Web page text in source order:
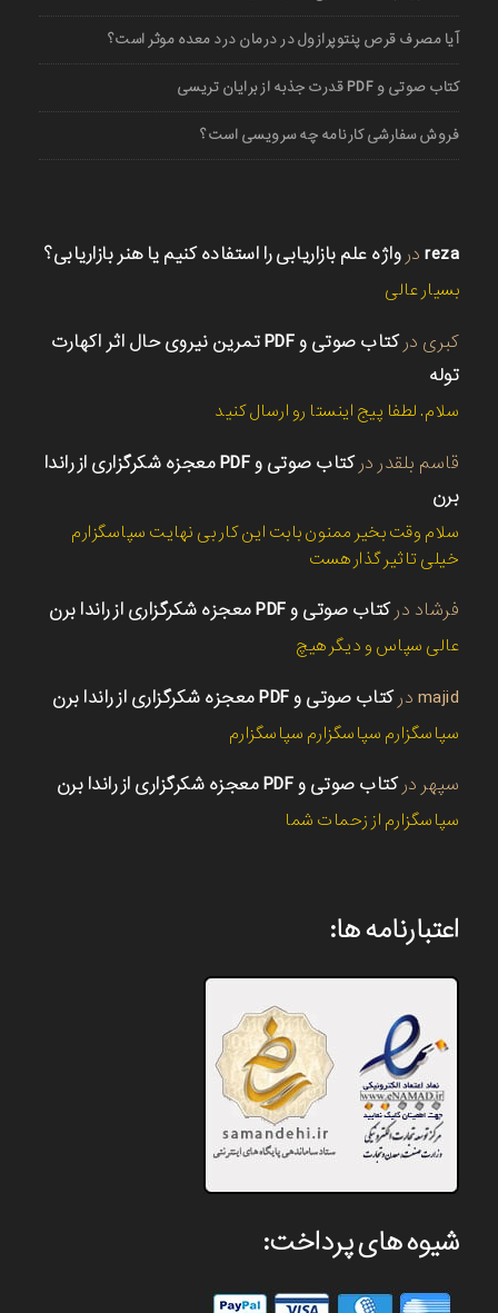
آیا مصرف قرص پنتوپرازول در درمان درد معده موثر است؟
کتاب صوتی و PDF قدرت جذبه از برایان تریسی
فروش سفارشی کارنامه چه سرویسی است؟
reza در واژه علم بازاریابی را استفاده کنیم یا هنر بازاریابی؟
بسیار عالی
کبری در
کتاب صوتی و PDF تمرین نیروی حال اثر اکهارت
توله
سلام. لطفا پیج اینستا رو ارسال کنید
قاسم بلقدر در
کتاب صوتی و PDF معجزه شکرگزاری از راندا
برن
سلام وقت بخیر ممنون بابت این کار بی نهایت سپاسگزارم
خیلی تاثیر گذار هست
فرشاد درکتاب صوتی و PDF معجزه شکرگزاری از راندا برن
عالی سپاس و دیگر هیچ
majid درکتاب صوتی و PDF معجزه شکرگزاری از راندا برن
سپاسگزارم سپاسگزارم سپاسگزارم
سپهر درکتاب صوتی و PDF معجزه شکرگزاری از راندا برن
سپاسگزارم از زحمات شما
اعتبارنامه ها:
شیوه های پرداخت: